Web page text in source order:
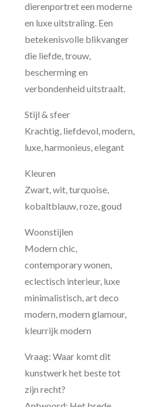
dierenportret een moderne
en luxe uitstraling. Een
betekenisvolle blikvanger
die liefde, trouw,
bescherming en
verbondenheid uitstraalt.
Stijl & sfeer
Krachtig, liefdevol, modern,
luxe, harmonieus, elegant
Kleuren
Zwart, wit, turquoise,
kobaltblauw, roze, goud
Woonstijlen
Modern chic,
contemporary wonen,
eclectisch interieur, luxe
minimalistisch, art deco
modern, modern glamour,
kleurrijk modern
Vraag: Waar komt dit
kunstwerk het beste tot
zijn recht?